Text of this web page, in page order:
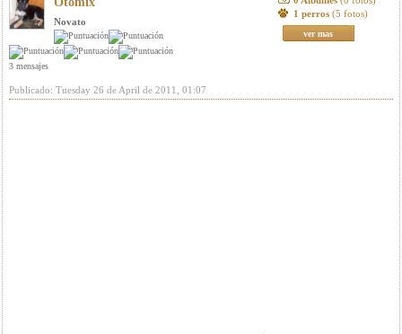
Novato
3 mensajes
1 perros (5 fotos)
ver mas
Publicado: Tuesday 26 de April de 2011, 01:07